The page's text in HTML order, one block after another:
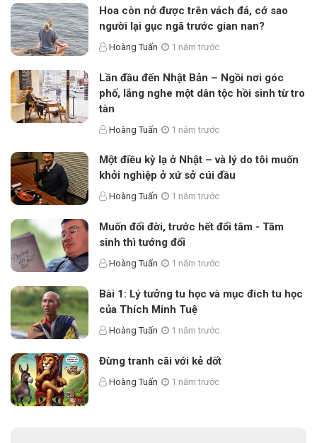
Hoa còn nở được trên vách đá, cớ sao
người lại gục ngã trước gian nan?
Hoàng Tuấn 1 năm trước
Lần đầu đến Nhật Bản – Ngồi nơi góc
phố, lắng nghe một dân tộc hồi sinh từ tro
tàn
Hoàng Tuấn 1 năm trước
Một điều kỳ lạ ở Nhật – và lý do tôi muốn
khởi nghiệp ở xứ sở cúi đầu
Hoàng Tuấn 1 năm trước
Muốn đổi đời, trước hết đổi tâm - Tâm
sinh thì tướng đổi
Hoàng Tuấn 1 năm trước
Bài 1: Lý tưởng tu học và mục đích tu học
của Thích Minh Tuệ
Hoàng Tuấn 1 năm trước
Đừng tranh cãi với kẻ dốt
Hoàng Tuấn 1 năm trước